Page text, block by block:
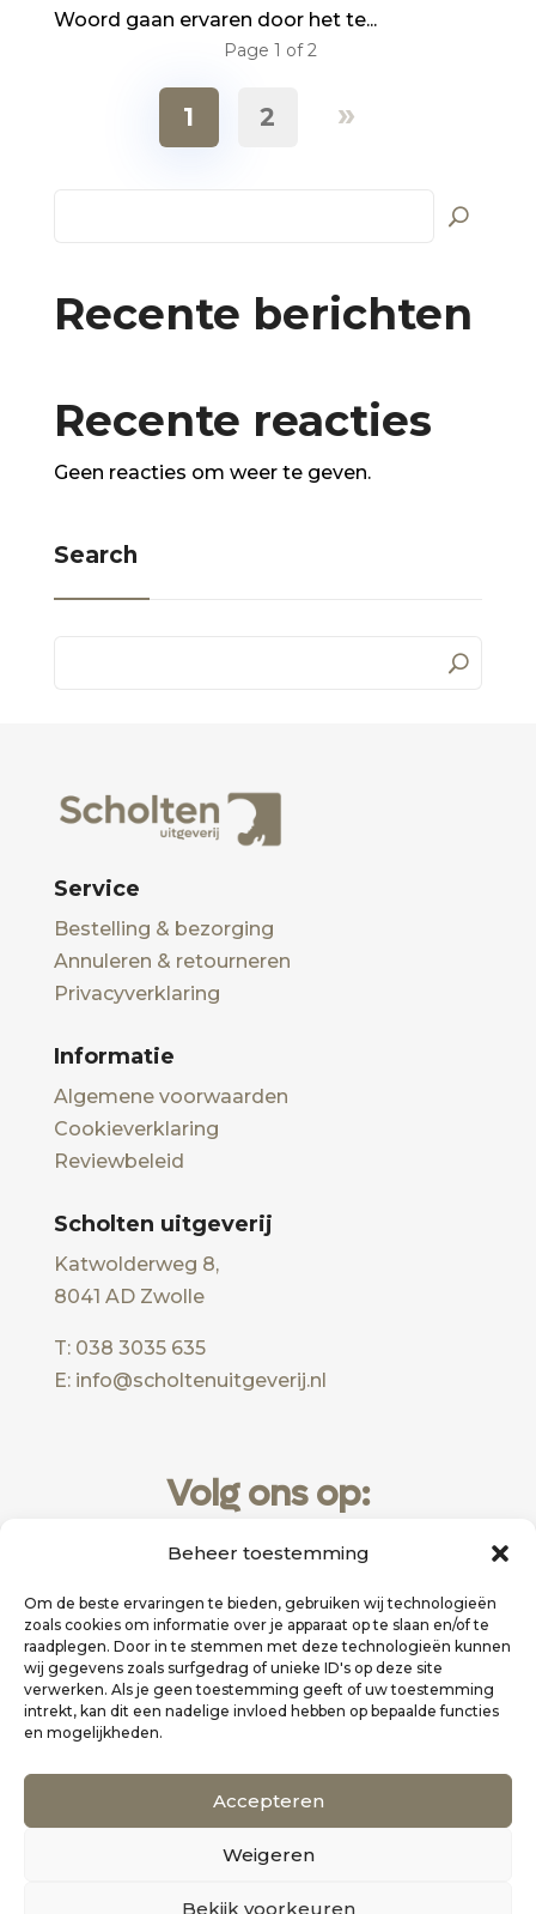
Beheer toestemming
Om de beste ervaringen te bieden, gebruiken wij technologieën
zoals cookies om informatie over je apparaat op te slaan en/of te
raadplegen. Door in te stemmen met deze technologieën kunnen
wij gegevens zoals surfgedrag of unieke ID's op deze site
verwerken. Als je geen toestemming geeft of uw toestemming
intrekt, kan dit een nadelige invloed hebben op bepaalde functies
en mogelijkheden.
Accepteren
Weigeren
Bekijk voorkeuren
Woord gaan ervaren door het te...
Page 1 of 2
1 2 »
Recente berichten
Recente reacties
Geen reacties om weer te geven.
Search
Service
Bestelling & bezorging
Annuleren & retourneren
Privacyverklaring
Informatie
Algemene voorwaarden
Cookieverklaring
Reviewbeleid
Scholten uitgeverij
Katwolderweg 8,
8041 AD Zwolle
T: 038 3035 635
E: info@scholtenuitgeverij.nl
Volg ons op:
Website realisatie doorZakelijk Bereikbaar
Alle rechten voorbehouden